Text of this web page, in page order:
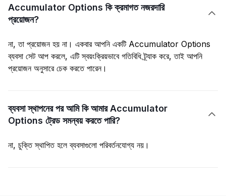
Accumulator Options কি ক্রমাগত নজরদারি
প্রয়োজন?

না, তা প্রয়োজন হয় না। একবার আপনি একটি Accumulator Options
ব্যবসা সেট আপ করলে, এটি স্বয়ংক্রিয়ভাবে গতিবিধি ট্র্যাক করে, তাই আপনি
প্রয়োজন অনুসারে চেক করতে পারেন।
ব্যবসা স্থাপনের পর আমি কি আমার Accumulator
Options ট্রেড সমন্বয় করতে পারি?

না, চুক্তি স্থাপিত হলে ব্যবসাগুলো পরিবর্তনযোগ্য নয়।